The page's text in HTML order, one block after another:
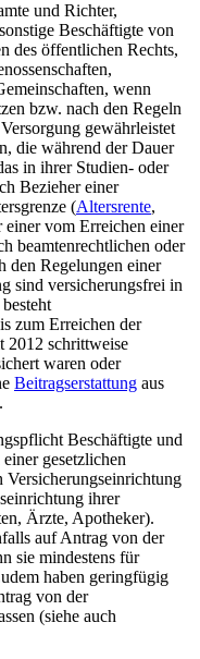
und Richter,
Beschäftigte von
des öffentlichen Rechts,
wenn
bzw. nach den Regeln
gewährleistet
die während der Dauer
in ihrer Studien- oder
Bezieher einer
(Altersrente,
vom Erreichen einer
beamtenrechtlichen oder
den Regelungen einer
sind versicherungsfrei in
zum Erreichen der
2012 schrittweise
waren oder
Beitragserstattung aus
Beschäftigte und
gesetzlichen
ihrer
Ärzte, Apotheker).
auf Antrag von der
sie mindestens für
haben geringfügig
von der
(siehe auch